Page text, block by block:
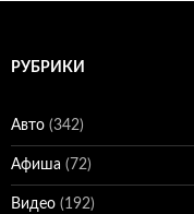
РУБРИКИ
Авто (342)
Афиша (72)
Видео (192)